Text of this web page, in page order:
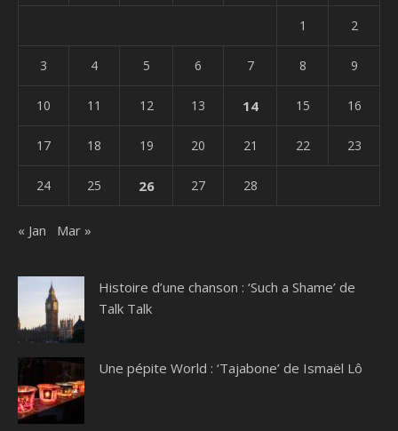
1 2
3 4 5 6 7 8 9
10 11 12 13 14 15 16
17 18 19 20 21 22 23
24 25 26 27 28
« Jan Mar »
Histoire d’une chanson : ‘Such a Shame’ de
Talk Talk
Une pépite World : ‘Tajabone’ de Ismaël Lô